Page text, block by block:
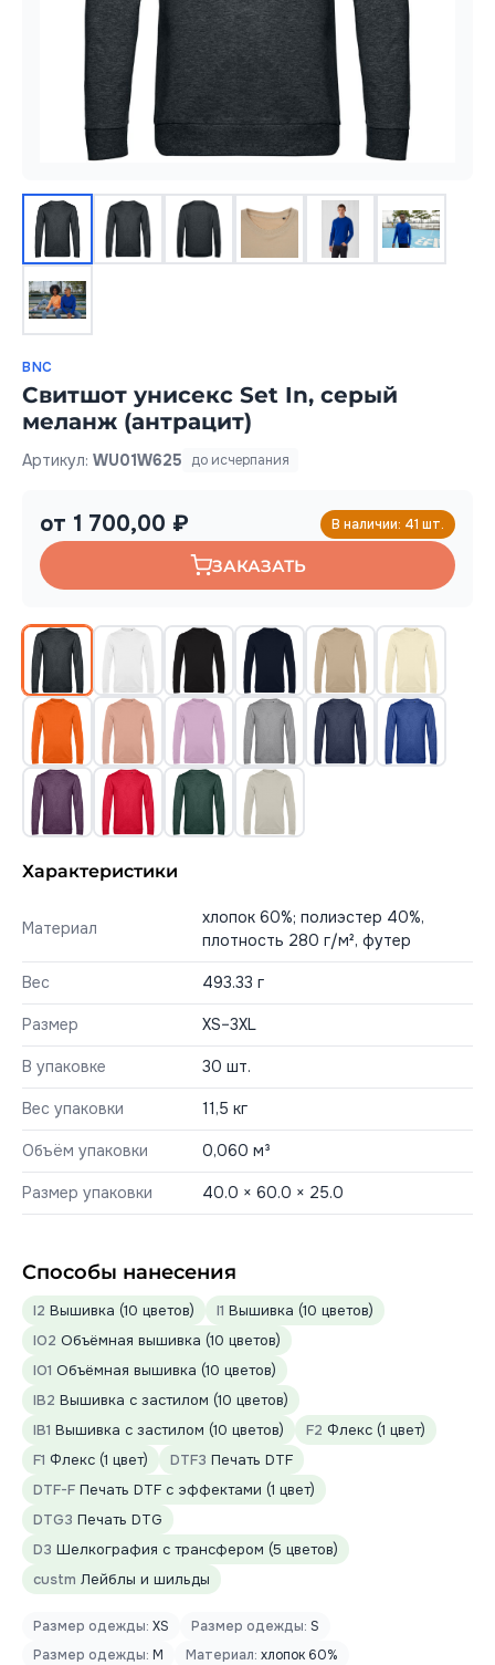
BNC
Свитшот унисекс Set In, серый
меланж (антрацит)
Артикул: WU01W625 до исчерпания
от 1 700,00 ₽ В наличии: 41 шт.
ЗАКАЗАТЬ
Характеристики
Материал
хлопок 60%; полиэстер 40%,
плотность 280 г/м², футер
Вес 493.33 г
Размер XS–3XL
В упаковке 30 шт.
Вес упаковки 11,5 кг
Объём упаковки 0,060 м³
Размер упаковки 40.0 × 60.0 × 25.0
Способы нанесения
I2 Вышивка (10 цветов) I1 Вышивка (10 цветов)
IO2 Объёмная вышивка (10 цветов)
IO1 Объёмная вышивка (10 цветов)
IB2 Вышивка с застилом (10 цветов)
IB1 Вышивка с застилом (10 цветов) F2 Флекс (1 цвет)
F1 Флекс (1 цвет) DTF3 Печать DTF
DTF-F Печать DTF с эффектами (1 цвет)
DTG3 Печать DTG
D3 Шелкография с трансфером (5 цветов)
custm Лейблы и шильды
Размер одежды: XS Размер одежды: S
Размер одежды: M Материал: хлопок 60%